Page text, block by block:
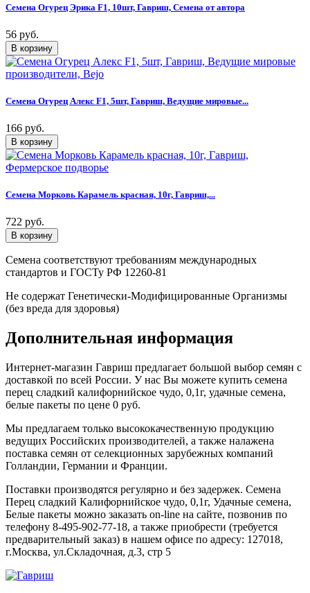
Семена Огурец Эрика F1, 10шт, Гавриш, Семена от автора
56 руб.
Семена Огурец Алекс F1, 5шт, Гавриш, Ведущие мировые...
166 руб.
Семена Морковь Карамель красная, 10г, Гавриш,...
722 руб.
Семена соответствуют требованиям международных
стандартов и ГОСТу РФ 12260-81
Не содержат Генетически-Модифицированные Организмы
(без вреда для здоровья)
Дополнительная информация
Интернет-магазин Гавриш предлагает большой выбор семян с
доставкой по всей России. У нас Вы можете купить семена
перец сладкий калифорнийское чудо, 0,1г, удачные семена,
белые пакеты по цене 0 руб.
Мы предлагаем только высококачественную продукцию
ведущих Российских производителей, а также налажена
поставка семян от селекционных зарубежных компаний
Голландии, Германии и Франции.
Поставки производятся регулярно и без задержек. Семена
Перец сладкий Калифорнийское чудо, 0,1г, Удачные семена,
Белые пакеты можно заказать on-line на сайте, позвонив по
телефону 8-495-902-77-18, а также приобрести (требуется
предварительный заказ) в нашем офисе по адресу: 127018,
г.Москва, ул.Складочная, д.3, стр 5